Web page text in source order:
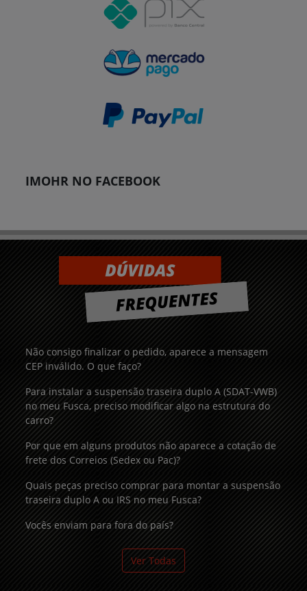
IMOHR NO FACEBOOK
Não consigo finalizar o pedido, aparece a mensagem
CEP inválido. O que faço?
Para instalar a suspensão traseira duplo A (SDAT-VWB)
no meu Fusca, preciso modificar algo na estrutura do
carro?
Por que em alguns produtos não aparece a cotação de
frete dos Correios (Sedex ou Pac)?
Quais peças preciso comprar para montar a suspensão
traseira duplo A ou IRS no meu Fusca?
Vocês enviam para fora do país?
Ver Todas